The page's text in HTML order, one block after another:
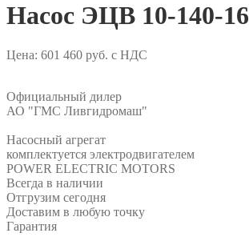
Насос ЭЦВ 10-140-
Цена: 601 460 руб. с НДС
Официальный дилер
АО "ГМС Ливгидромаш"
Насосный агрегат
комплектуется электродвигателем
POWER ELECTRIC MOTORS
Всегда в наличии
Отгрузим сегодня
Доставим в любую точку
Гарантия